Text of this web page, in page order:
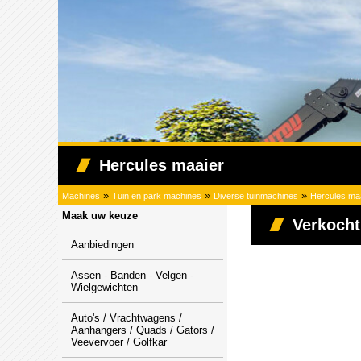
Hercules maaier
Machines » Tuin en park machines » Diverse tuinmachines » Hercules
Maak uw keuze
Aanbiedingen
Assen - Banden - Velgen -
Wielgewichten
Auto's / Vrachtwagens /
Aanhangers / Quads / Gators /
Veevervoer / Golfkar
Verkocht